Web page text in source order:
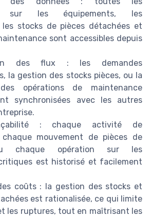
sur les équipements, les
stocks de pièces détachées et
sont accessibles depuis
des flux : les demandes
la gestion des stocks pièces, ou la
opérations de maintenance
synchronisées avec les autres
: chaque activité de
chaque mouvement de pièces de
chaque opération sur les
est historisé et facilement
coûts : la gestion des stocks et
est rationalisée, ce qui limite
les ruptures, tout en maîtrisant les